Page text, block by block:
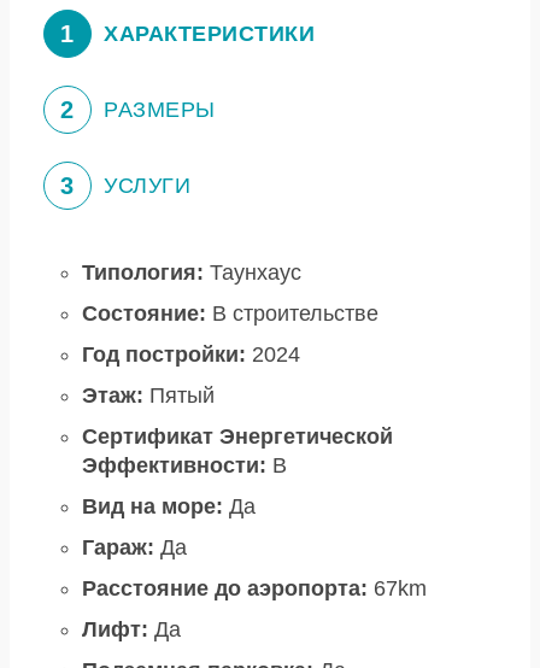
1 ХАРАКТЕРИСТИКИ
2 РАЗМЕРЫ
3 УСЛУГИ
Типология: Таунхаус
Состояние: В строительстве
Год постройки: 2024
Этаж: Пятый
Сертификат Энергетической
Эффективности: B
Вид на море: Да
Гараж: Да
Расстояние до аэропорта: 67km
Лифт: Да